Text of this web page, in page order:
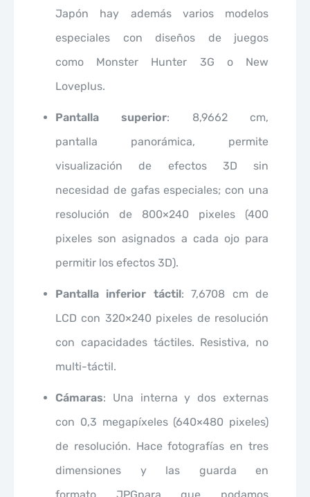
Japón hay además varios modelos
especiales con diseños de juegos
como Monster Hunter 3G o New
Loveplus.
Pantalla superior: 8,9662 cm,
pantalla panorámica, permite
visualización de efectos 3D sin
necesidad de gafas especiales; con una
resolución de 800×240 pixeles (400
pixeles son asignados a cada ojo para
permitir los efectos 3D).
Pantalla inferior táctil: 7,6708 cm de
LCD con 320×240 pixeles de resolución
con capacidades táctiles. Resistiva, no
multi-táctil.
Cámaras: Una interna y dos externas
con 0,3 megapíxeles (640×480 pixeles)
de resolución. Hace fotografías en tres
dimensiones y las guarda en